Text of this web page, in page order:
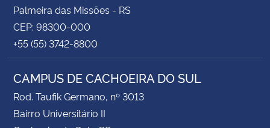
Palmeira das Missões - RS
CEP: 98300-000
+55 (55) 3742-8800
CAMPUS DE CACHOEIRA DO SUL
Rod. Taufik Germano, nº 3013
Bairro Universitário II